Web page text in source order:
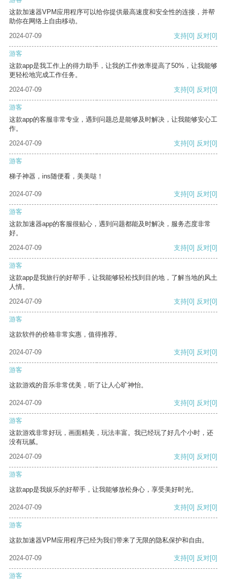
这款加速器VPM应用程序可以给你提供最高速度和安全性的连接，并帮
助你在网络上自由移动。
2024-07-09
支持[0] 反对[0]
游客
这款app是我工作上的得力助手，让我的工作效率提高了50%，让我能够
更轻松地完成工作任务。
2024-07-09
支持[0] 反对[0]
游客
这款app的客服非常专业，遇到问题总是能够及时解决，让我能够安心工
作。
2024-07-09
支持[0] 反对[0]
游客
梯子神器，ins随便看，美美哒！
2024-07-09 支持[0] 反对[0]
游客
这款加速器app的客服很贴心，遇到问题都能及时解决，服务态度非常
好。
2024-07-09
支持[0] 反对[0]
游客
这款app是我旅行的好帮手，让我能够轻松找到目的地，了解当地的风土
人情。
2024-07-09
支持[0] 反对[0]
游客
这款软件的价格非常实惠，值得推荐。
2024-07-09 支持[0] 反对[0]
游客
这款游戏的音乐非常优美，听了让人心旷神怡。
2024-07-09 支持[0] 反对[0]
游客
这款游戏非常好玩，画面精美，玩法丰富。我已经玩了好几个小时，还
没有玩腻。
2024-07-09
支持[0] 反对[0]
游客
这款app是我娱乐的好帮手，让我能够放松身心，享受美好时光。
2024-07-09 支持[0] 反对[0]
游客
这款加速器VPM应用程序已经为我们带来了无限的隐私保护和自由。
2024-07-09 支持[0] 反对[0]
游客